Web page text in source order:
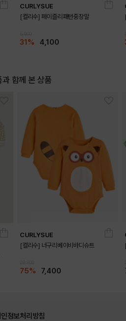
CURLYSUE
[컬리수] 페이즐리패턴중장말
31% 4,100
과 함께 본 상품
CURLYSUE
[컬리수] 너구리베이비바디슈트
75% 7,400
정보처리방침